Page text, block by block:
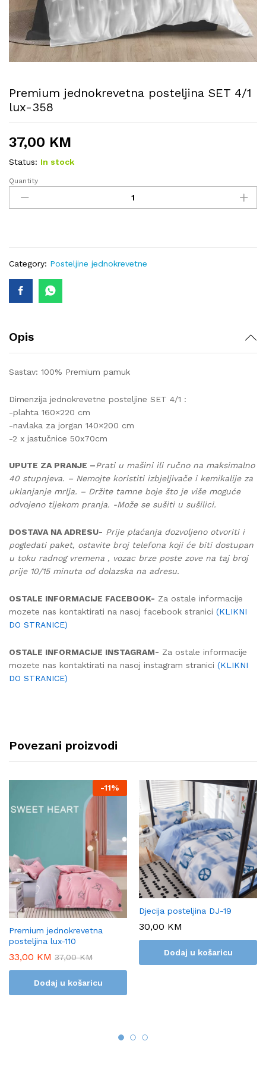
Premium jednokrevetna posteljina SET 4/1
lux-358
37,00 KM
Status: In stock
Premium
jednokrevetna
posteljina
lux-
358
Quantity
Category: Posteljine jednokrevetne
Opis
Sastav: 100% Premium pamuk
Dimenzija jednokrevetne posteljine SET 4/1 :
-plahta 160×220 cm
-navlaka za jorgan 140×200 cm
-2 x jastučnice 50x70cm
UPUTE ZA PRANJE –Prati u mašini ili ručno na maksimalno
40 stupnjeva. – Nemojte koristiti izbjeljivače i kemikalije za
uklanjanje mrlja. – Držite tamne boje što je više moguće
odvojeno tijekom pranja. -Može se sušiti u sušilici.
DOSTAVA NA ADRESU- Prije plaćanja dozvoljeno otvoriti i
pogledati paket, ostavite broj telefona koji će biti dostupan
u toku radnog vremena , vozac brze poste zove na taj broj
prije 10/15 minuta od dolazska na adresu.
OSTALE INFORMACIJE FACEBOOK- Za ostale informacije
mozete nas kontaktirati na nasoj facebook stranici (KLIKNI
DO STRANICE)
OSTALE INFORMACIJE INSTAGRAM- Za ostale informacije
mozete nas kontaktirati na nasoj instagram stranici (KLIKNI
DO STRANICE)
Povezani proizvodi
-11%
Premium jednokrevetna
posteljina lux-110
33,00 KM 37,00KM
Dodaj u košaricu
Djecija posteljina DJ-19
30,00 KM
Dodaj u košaricu